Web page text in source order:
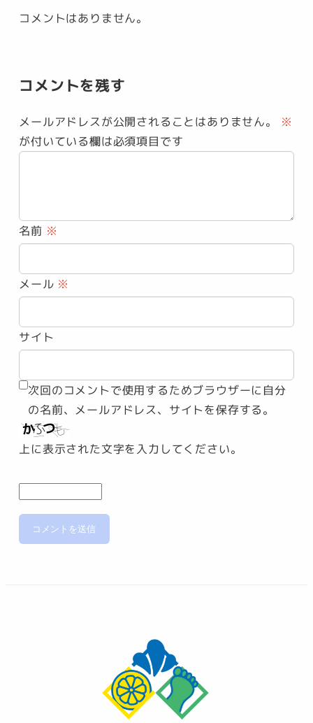
コメントはありません。
コメントを残す
メールアドレスが公開されることはありません。
※
が付いている欄は必須項目です
名前 ※
メール ※
サイト
次回のコメントで使用するためブラウザーに自分
の名前、メールアドレス、サイトを保存する。
上に表示された文字を入力してください。